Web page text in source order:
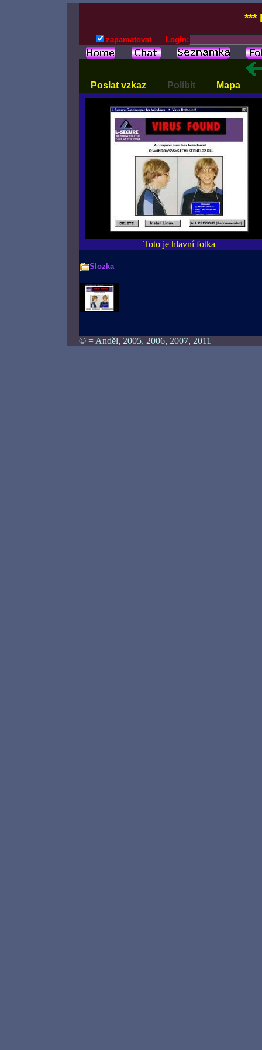
***
zapamatovat Login:
Poslat vzkaz Políbit Mapa
Toto je hlavní fotka
Slozka
© = Anděl, 2005, 2006, 2007, 2011